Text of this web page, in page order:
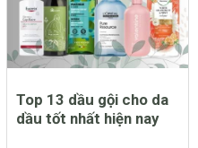
Top 13 dầu gội cho da
dầu tốt nhất hiện nay